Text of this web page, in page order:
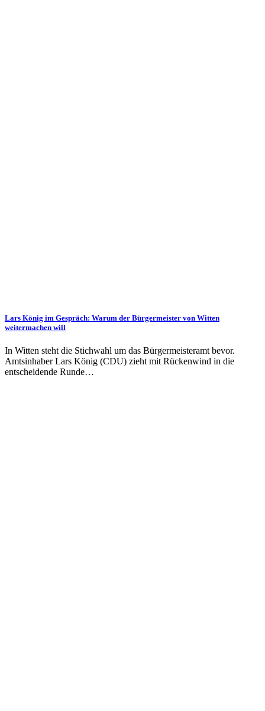
Lars König im Gespräch: Warum der Bürgermeister von Witten
weitermachen will
In Witten steht die Stichwahl um das Bürgermeisteramt bevor.
Amtsinhaber Lars König (CDU) zieht mit Rückenwind in die
entscheidende Runde…